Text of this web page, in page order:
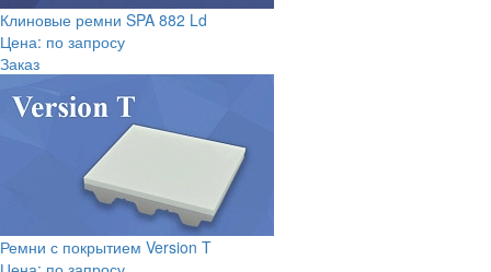
Клиновые ремни SPA 882 Ld
Цена: по запросу
Заказ
Ремни с покрытием Version T